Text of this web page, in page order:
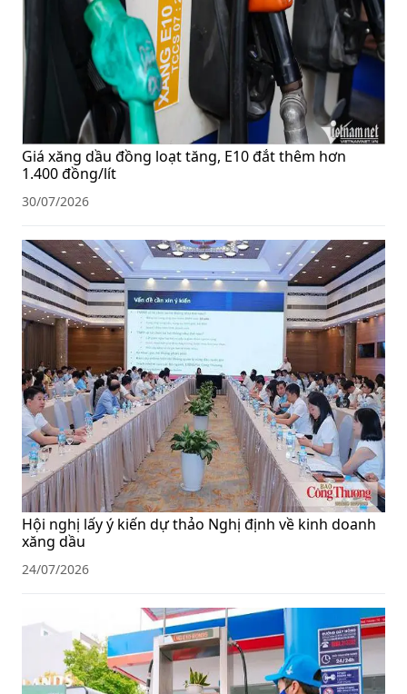
Giá xăng dầu đồng loạt tăng, E10 đắt thêm hơn
1.400 đồng/lít
30/07/2026
Hội nghị lấy ý kiến dự thảo Nghị định về kinh doanh
xăng dầu
24/07/2026